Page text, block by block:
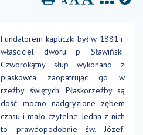
Fundatorem kapliczki był w 1881 r.
właściciel dworu p. Sławiński.
Czworokątny słup wykonano z
piaskowca zaopatrując go w
rzeźby świętych. Płaskorzeźby są
dość mocno nadgryzione zębem
czasu i mało czytelne. Jedna z nich
to prawdopodobnie św. Józef.